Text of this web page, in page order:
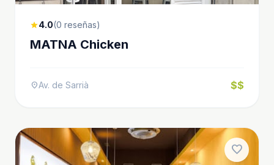
star4.0(0 reseñas)
MATNA Chicken
location_onAv. de Sarrià $$
favorite